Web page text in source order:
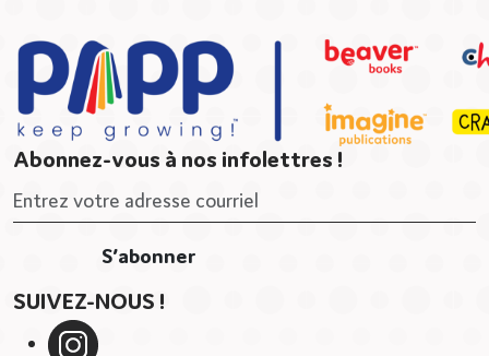
Abonnez-vous à nos infolettres !
SUIVEZ-NOUS !